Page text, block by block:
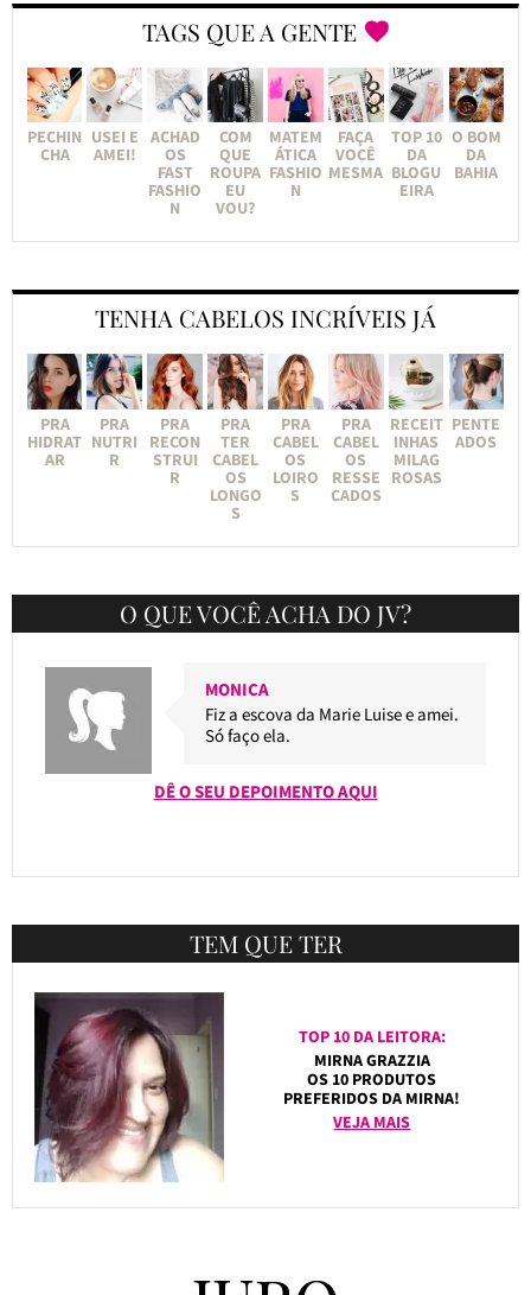
TAGS QUE A GENTE
PECHIN
CHA
USEI E
AMEI!
ACHAD
OS
FAST
FASHIO
N
COM
QUE
ROUPA
EU
VOU?
MATEM
ÁTICA
FASHIO
N
FAÇA
VOCÊ
MESMA
TOP 10
DA
BLOGU
EIRA
O BOM
DA
BAHIA
TENHA CABELOS INCRÍVEIS JÁ
PRA
HIDRAT
AR
PRA
NUTRI
R
PRA
RECON
STRUI
R
PRA
TER
CABEL
OS
LONGO
S
PRA
CABEL
OS
LOIRO
S
PRA
CABEL
OS
RESSE
CADOS
RECEIT
INHAS
MILAG
ROSAS
PENTE
ADOS
O QUE VOCÊ ACHA DO JV?
MONICA
Fiz a escova da Marie Luise e amei.
Só faço ela.
DÊ O SEU DEPOIMENTO AQUI
TEM QUE TER
TOP 10 DA LEITORA:
MIRNA GRAZZIA
OS 10 PRODUTOS
PREFERIDOS DA MIRNA!
VEJA MAIS